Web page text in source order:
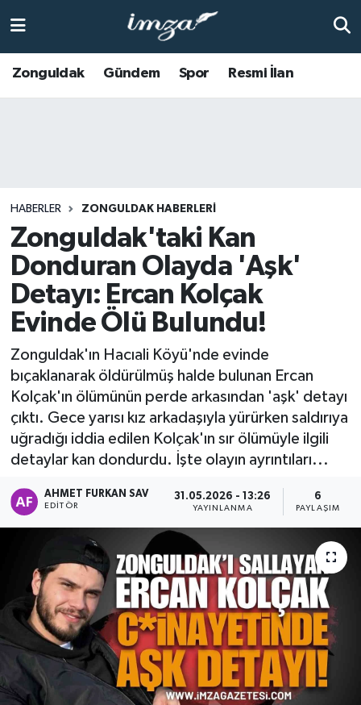
Zonguldak Gündem Spor Resmi İlan
HABERLER ZONGULDAK HABERLERI
Zonguldak'taki Kan
Donduran Olayda 'Aşk'
Detayı: Ercan Kolçak
Evinde Ölü Bulundu!
Zonguldak'ın Hacıali Köyü'nde evinde
bıçaklanarak öldürülmüş halde bulunan Ercan
Kolçak'ın ölümünün perde arkasından 'aşk' detayı
çıktı. Gece yarısı kız arkadaşıyla yürürken saldırıya
uğradığı iddia edilen Kolçak'ın sır ölümüyle ilgili
detaylar kan dondurdu. İşte olayın ayrıntıları...
AHMET FURKAN SAV
EDITÖR
31.05.2026 - 13:26
YAYINLANMA
6
PAYLAŞIM
Anasayfa
BARTIN
BOLU
ÇAYCUMA
DEVREK
DÜZCE
EREĞLİ
KARABÜK
KASTAMONU
Zonguldak Hava Durumu
Tüm Manşetler
Son Dakika Haberleri
Haber Arşivi